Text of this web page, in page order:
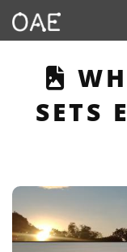
SETS